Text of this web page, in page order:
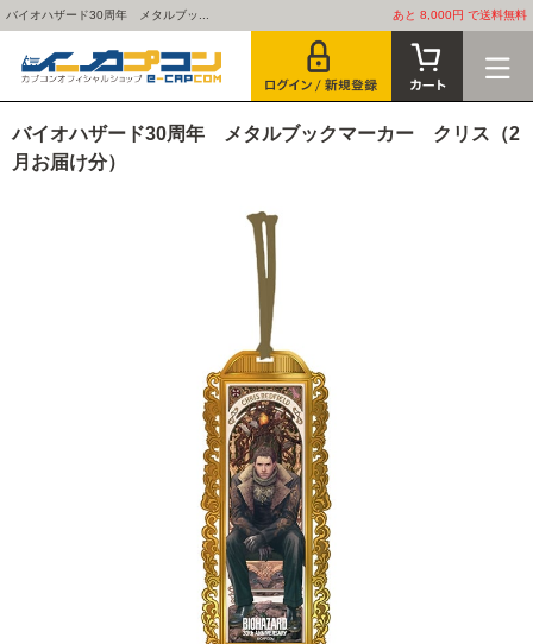
バイオハザード30周年 メタルブッ... あと 8,000円 で送料無料
バイオハザード30周年 メタルブックマーカー クリス（2
月お届け分）